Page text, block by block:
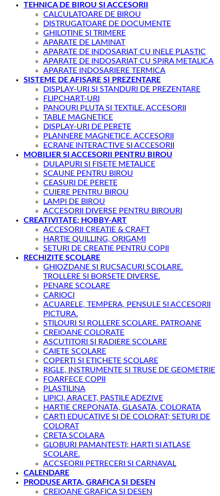
TEHNICA DE BIROU SI ACCESORII
CALCULATOARE DE BIROU
DISTRUGATOARE DE DOCUMENTE
GHILOTINE SI TRIMERE
APARATE DE LAMINAT
APARATE DE INDOSARIAT CU INELE PLASTIC
APARATE DE INDOSARIAT CU SPIRA METALICA
APARATE INDOSARIERE TERMICA
SISTEME DE AFISARE SI PREZENTARE
DISPLAY-URI SI STANDURI DE PREZENTARE
FLIPCHART-URI
PANOURI PLUTA SI TEXTILE. ACCESORII
TABLE MAGNETICE
DISPLAY-URI DE PERETE
PLANNERE MAGNETICE. ACCESORII
ECRANE INTERACTIVE SI ACCESORII
MOBILIER SI ACCESORII PENTRU BIROU
DULAPURI SI FISETE METALICE
SCAUNE PENTRU BIROU
CEASURI DE PERETE
CUIERE PENTRU BIROU
LAMPI DE BIROU
ACCESORII DIVERSE PENTRU BIROURI
CREATIVITATE; HOBBY-ART
ACCESORII CREATIE & CRAFT
HARTIE QUILLING, ORIGAMI
SETURI DE CREATIE PENTRU COPII
RECHIZITE SCOLARE
GHIOZDANE SI RUCSACURI SCOLARE.
TROLLERE SI BORSETE DIVERSE.
PENARE SCOLARE
CARIOCI
ACUARELE, TEMPERA, PENSULE SI ACCESORII
PICTURA.
STILOURI SI ROLLERE SCOLARE. PATROANE
CREIOANE COLORATE
ASCUTITORI SI RADIERE SCOLARE
CAIETE SCOLARE
COPERTI SI ETICHETE SCOLARE
RIGLE, INSTRUMENTE SI TRUSE DE GEOMETRIE
FOARFECE COPII
PLASTILINA
LIPICI, ARACET, PASTILE ADEZIVE
HARTIE CREPONATA, GLASATA, COLORATA
CARTI EDUCATIVE SI DE COLORAT; SETURI DE
COLORAT
CRETA SCOLARA
GLOBURI PAMANTESTI; HARTI SI ATLASE
SCOLARE.
ACCSEORII PETRECERI SI CARNAVAL
CALENDARE
PRODUSE ARTA, GRAFICA SI DESEN
CREIOANE GRAFICA SI DESEN